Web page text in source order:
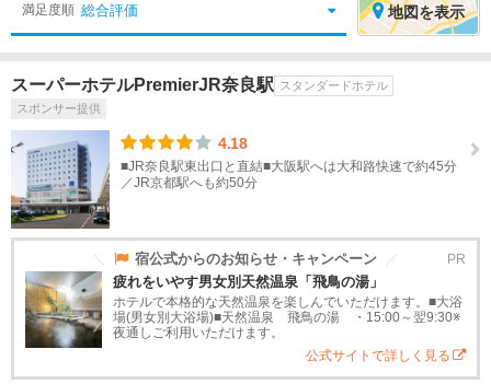
り
み
条
件
泊
地
駒・
宝山
寺
リ
を
選
択
海
道
満足度順 総合評価 地図を表示
スーパーホテルPremierJR奈良駅
スタンダードホテル
スポンサー提供
4.18
■JR奈良駅東出口と直結■大阪駅へは大和路快速で約45分
／JR京都駅へも約50分
宿公式からのお知らせ・キャンペーン PR
疲れをいやす男女別天然温泉「飛鳥の湯」
ホテルで本格的な天然温泉を楽しんでいただけます。■大浴
場(男女別大浴場)■天然温泉 飛鳥の湯 ・15:00～翌9:30※
夜通しご利用いただけます。
公式サイトで詳しく見る